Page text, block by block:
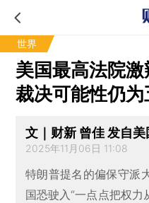
世界
美国最高法院
裁决可能性仍
文｜财新 曾佳 发自
2025年11月06日 11:08
特朗普提名的偏保守派
国恐驶入“一点点把权